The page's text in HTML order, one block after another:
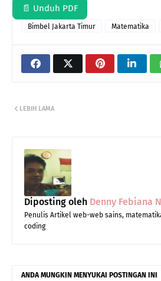
📄 Unduh PDF
Bimbel Jakarta Timur Matematika
LEBIH LAMA
Diposting oleh Denny Febiana
Penulis Artikel web-web sains,
coding
ANDA MUNGKIN MENYUKAI POSTINGAN INI